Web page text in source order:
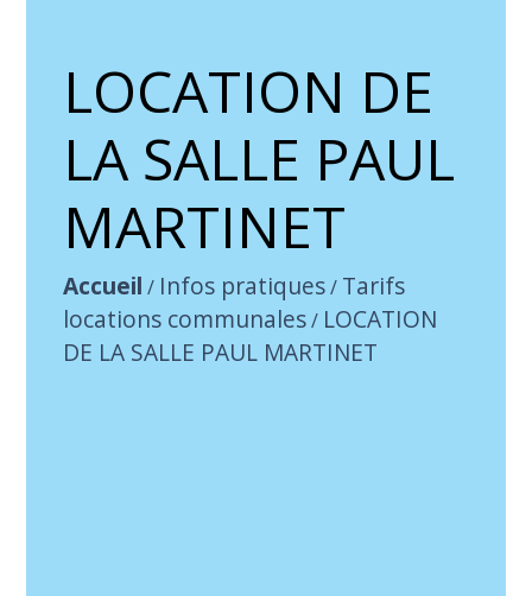
LOCATION DE
LA SALLE PAUL
MARTINET
Accueil / Infos pratiques/ Tarifs
locations communales/ LOCATION
DE LA SALLE PAUL MARTINET